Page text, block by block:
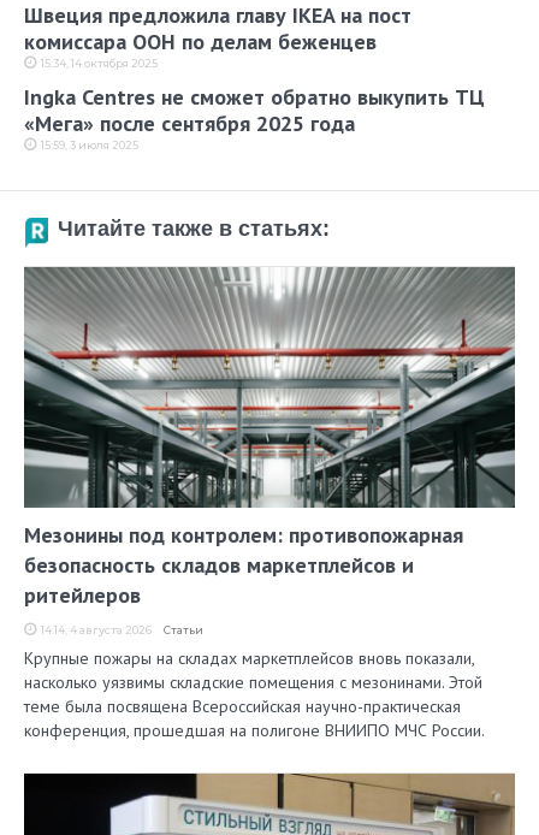
Швеция предложила главу IKEA на пост
комиссара ООН по делам беженцев
15:34, 14 октября 2025
Ingka Centres не сможет обратно выкупить ТЦ
«Мега» после сентября 2025 года
15:59, 3 июля 2025
Читайте также в статьях:
Мезонины под контролем: противопожарная
безопасность складов маркетплейсов и
ритейлеров
14:14, 4 августа 2026 Статьи
Крупные пожары на складах маркетплейсов вновь показали,
насколько уязвимы складские помещения с мезонинами. Этой
теме была посвящена Всероссийская научно-практическая
конференция, прошедшая на полигоне ВНИИПО МЧС России.